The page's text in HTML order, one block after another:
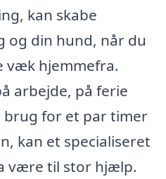
kan skabe
og din hund, når du
væk hjemmefra.
arbejde, på ferie
brug for et par timer
kan et specialiseret
være til stor hjælp.